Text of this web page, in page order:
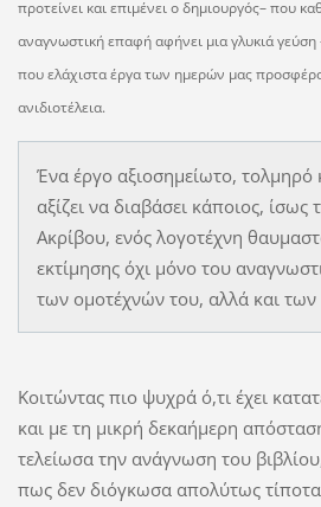
προτείνει και επιμένει ο δημιουργός– που
αναγνωστική επαφή αφήνει μια γλυκιά γεύση
που ελάχιστα έργα των ημερών μας
ανιδιοτέλεια.
Ένα έργο αξιοσημείωτο, τολμηρό
αξίζει να διαβάσει κάποιος, ίσως
Ακρίβου, ενός λογοτέχνη
εκτίμησης όχι μόνο του
των ομοτέχνών του, αλλά και των
Κοιτώντας πιο ψυχρά ό,τι έχει
και με τη μικρή δεκαήμερη
τελείωσα την ανάγνωση του
πως δεν διόγκωσα απολύτως